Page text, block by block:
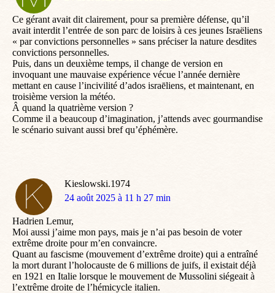
Ce gérant avait dit clairement, pour sa première défense, qu’il
avait interdit l’entrée de son parc de loisirs à ces jeunes Israëliens
« par convictions personnelles » sans préciser la nature desdites
convictions personnelles.
Puis, dans un deuxième temps, il change de version en
invoquant une mauvaise expérience vécue l’année dernière
mettant en cause l’incivilité d’ados israēliens, et maintenant, en
troisième version la météo.
Â quand la quatrième version ?
Comme il a beaucoup d’imagination, j’attends avec gourmandise
le scénario suivant aussi bref qu’éphémère.
Kieslowski.1974
dit
24 août 2025 à 11 h 27 min
Hadrien Lemur,
Moi aussi j’aime mon pays, mais je n’ai pas besoin de voter
extrême droite pour m’en convaincre.
Quant au fascisme (mouvement d’extrême droite) qui a entraîné
la mort durant l’holocauste de 6 millions de juifs, il existait déjà
en 1921 en Italie lorsque le mouvement de Mussolini siégeait à
l’extrême droite de l’hémicycle italien.